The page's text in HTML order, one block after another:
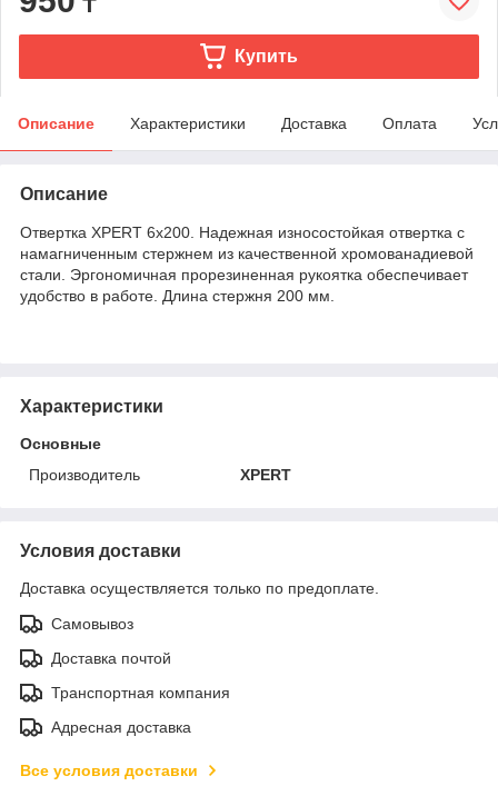
Купить
Описание Характеристики Доставка Оплата
Описание
Отвертка XPERT 6x200. Надежная износостойкая отвертка с
намагниченным стержнем из качественной хромованадиевой
стали. Эргономичная прорезиненная рукоятка обеспечивает
удобство в работе. Длина стержня 200 мм.
Характеристики
Основные
Производитель
XPERT
Условия доставки
Доставка осуществляется только по предоплате.
Самовывоз
Доставка почтой
Транспортная компания
Адресная доставка
Все условия доставки